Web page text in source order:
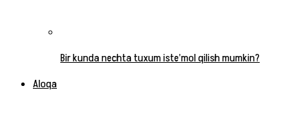
Bir kunda nechta tuxum iste’mol qilish mumkin?
Aloqa